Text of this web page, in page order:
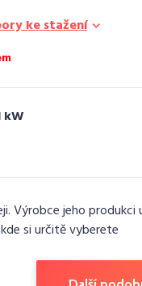
ke stažení
kW
Výrobce jeho produkci
si určitě vyberete